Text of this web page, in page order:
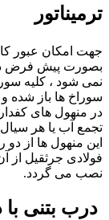
ترمیناتور
جهت امکان عبور
سوراخ ها باز شده
تجمع آب یا هر
این منهول ها از
فولادی جرثقیل از
نصب می گردد.
درب بتنی